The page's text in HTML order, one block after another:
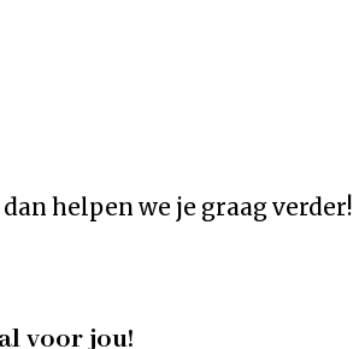
helpen we je graag verder!
voor jou!